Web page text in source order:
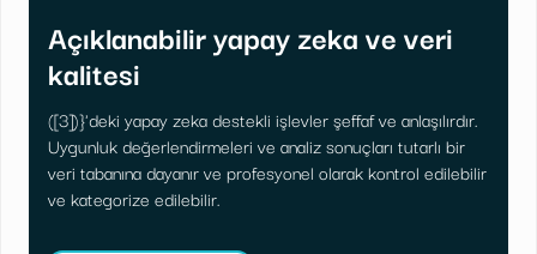
Açıklanabilir yapay zeka ve veri
kalitesi
([3])}'deki yapay zeka destekli işlevler şeffaf ve anlaşılırdır.
Uygunluk değerlendirmeleri ve analiz sonuçları tutarlı bir
veri tabanına dayanır ve profesyonel olarak kontrol edilebilir
ve kategorize edilebilir.